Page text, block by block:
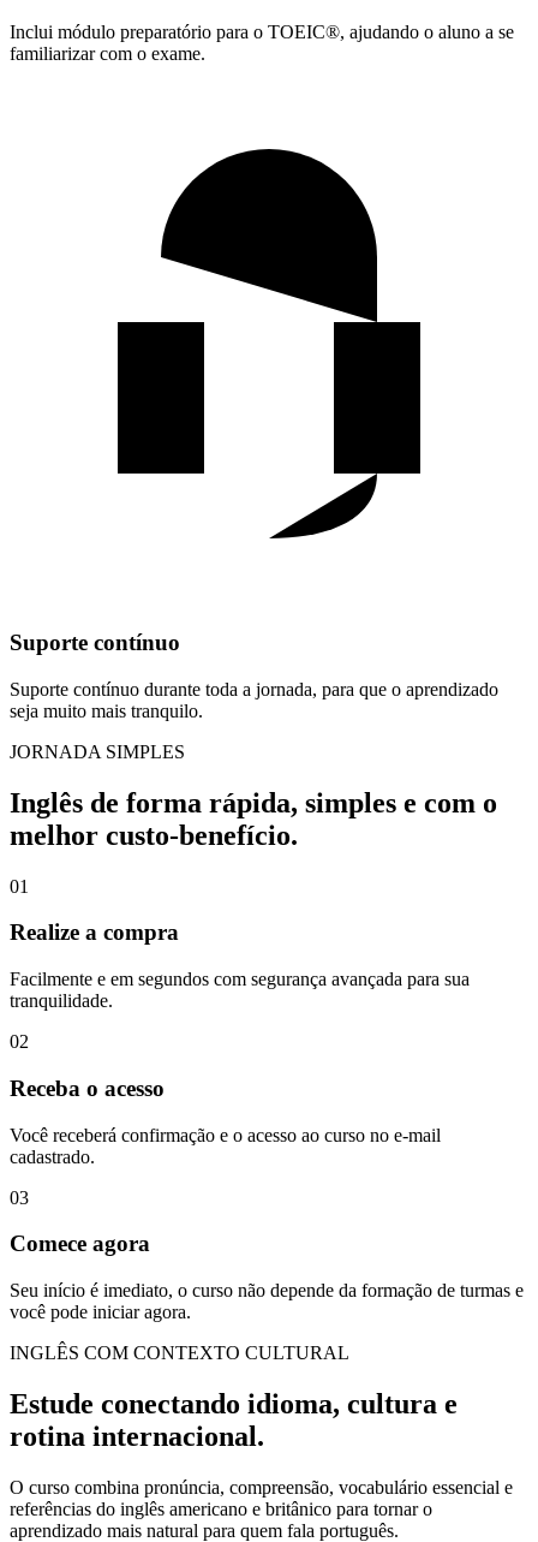
Inclui módulo preparatório para o TOEIC®, ajudando o aluno a se
familiarizar com o exame.
Suporte contínuo
Suporte contínuo durante toda a jornada, para que o aprendizado
seja muito mais tranquilo.
JORNADA SIMPLES
Inglês de forma rápida, simples e com o
melhor custo-benefício.
01
Realize a compra
Facilmente e em segundos com segurança avançada para sua
tranquilidade.
02
Receba o acesso
Você receberá confirmação e o acesso ao curso no e-mail
cadastrado.
03
Comece agora
Seu início é imediato, o curso não depende da formação de turmas e
você pode iniciar agora.
INGLÊS COM CONTEXTO CULTURAL
Estude conectando idioma, cultura e
rotina internacional.
O curso combina pronúncia, compreensão, vocabulário essencial e
referências do inglês americano e britânico para tornar o
aprendizado mais natural para quem fala português.